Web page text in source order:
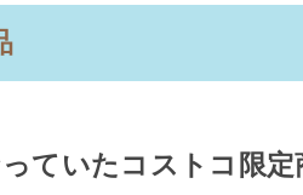
ていたコストコ限定